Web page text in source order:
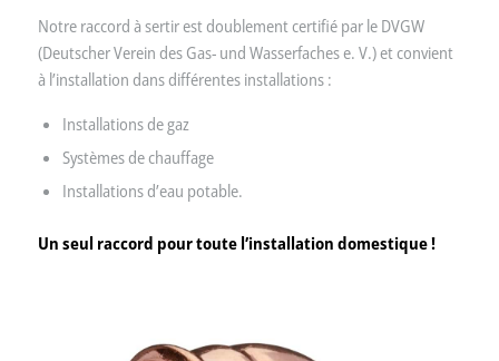
Notre raccord à sertir est doublement certifié par le DVGW
(Deutscher Verein des Gas- und Wasserfaches e. V.) et convient
à l’installation dans différentes installations :
Installations de gaz
Systèmes de chauffage
Installations d’eau potable.
Un seul raccord pour toute l’installation domestique !